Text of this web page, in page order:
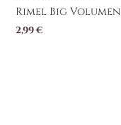
Rimel Big Volumen
2,99€